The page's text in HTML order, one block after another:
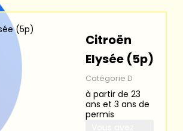
Citroën
Elysée (5p)
Catégorie D
à partir de 23
ans et 3 ans de
permis